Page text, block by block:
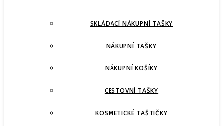
SKLÁDACÍ NÁKUPNÍ TAŠKY
NÁKUPNÍ TAŠKY
NÁKUPNÍ KOŠÍKY
CESTOVNÍ TAŠKY
KOSMETICKÉ TAŠTIČKY